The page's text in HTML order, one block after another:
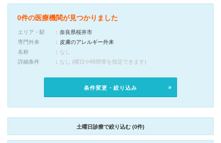
0件の医療機関が見つかりました
エリア・駅
奈良県桜井市
専門外来
皮膚のアレルギー外来
名称
なし
詳細条件
なし (曜日や時間帯を指定できます)
条件変更・絞り込み
土曜日診療で絞り込む (0件)